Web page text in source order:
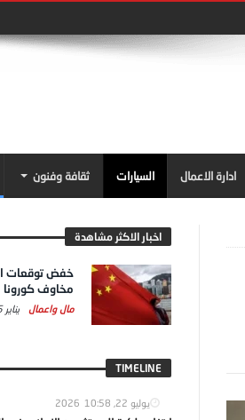
ادارة الاعمال السيارات ثقافة وفنون
اخبار الاكثر مشاهدة
خفض توقعات
مخاوف كورونا
مال واعمال يناير 5, 2025
TIMELINE
يوليو 22, 2026 10:58